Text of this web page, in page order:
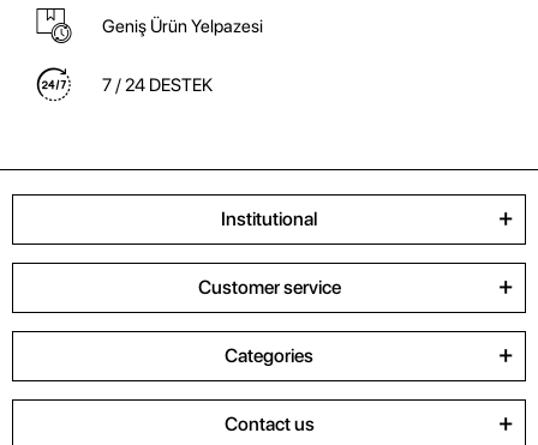
Geniş Ürün Yelpazesi
7 / 24 DESTEK
Institutional
Customer service
Categories
Contact us